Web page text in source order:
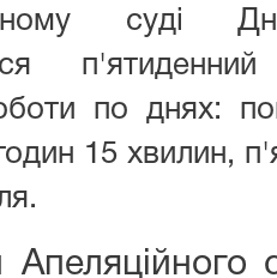
суді
по днях:
15 хвилин,